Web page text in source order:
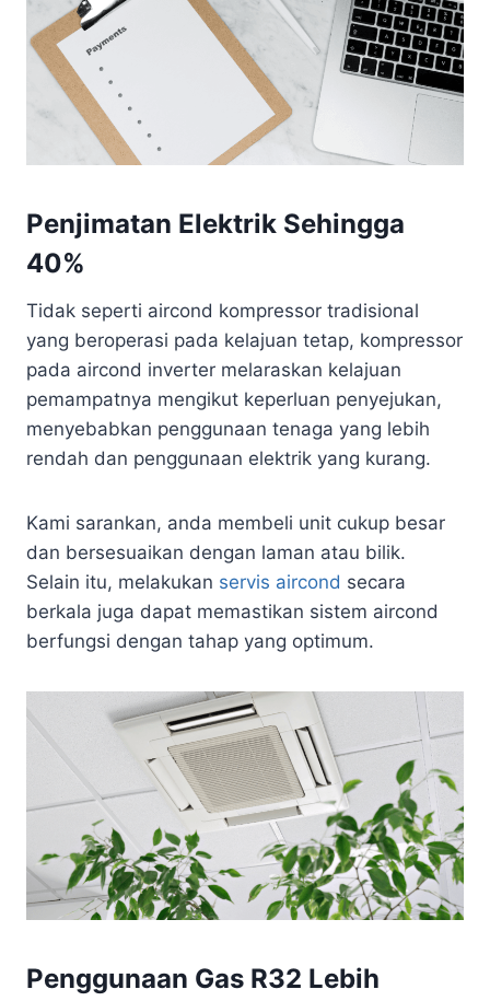
Penjimatan Elektrik Sehingga
40%
Tidak seperti aircond kompressor tradisional
yang beroperasi pada kelajuan tetap, kompressor
pada aircond inverter melaraskan kelajuan
pemampatnya mengikut keperluan penyejukan,
menyebabkan penggunaan tenaga yang lebih
rendah dan penggunaan elektrik yang kurang.
Kami sarankan, anda membeli unit cukup besar
dan bersesuaikan dengan laman atau bilik.
Selain itu, melakukan servis aircond secara
berkala juga dapat memastikan sistem aircond
berfungsi dengan tahap yang optimum.
Penggunaan Gas R32 Lebih